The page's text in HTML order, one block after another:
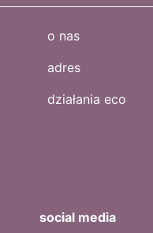
o nas
adres
działania eco
social media